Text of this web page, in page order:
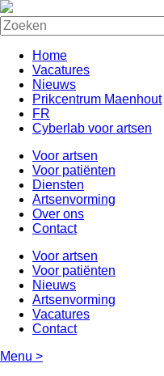
Home
Vacatures
Nieuws
Prikcentrum Maenhout
FR
Cyberlab voor artsen
Voor artsen
Voor patiënten
Diensten
Artsenvorming
Over ons
Contact
Voor artsen
Voor patiënten
Nieuws
Artsenvorming
Vacatures
Contact
Menu >